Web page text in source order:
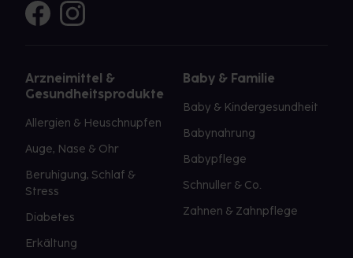
Arzneimittel &
Gesundheitsprodukte
Allergien & Heuschnupfen
Auge, Nase & Ohr
Beruhigung, Schlaf &
Stress
Diabetes
Erkältung
Baby & Familie
Baby & Kindergesundheit
Babynahrung
Babypflege
Schnuller & Co.
Zahnen & Zahnpflege